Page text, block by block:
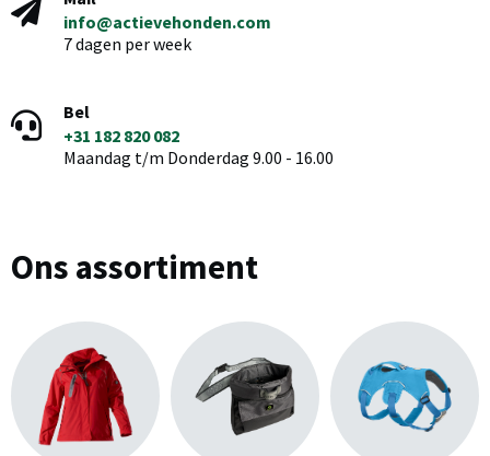
info@actievehonden.com
7 dagen per week
Bel
+31 182 820 082
Maandag t/m Donderdag 9.00 - 16.00
Ons assortiment